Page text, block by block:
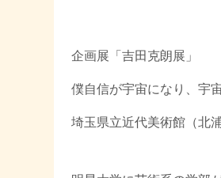
企画展「吉田克朗展」
僕自信が宇宙になり、宇
埼玉県立近代美術館（北